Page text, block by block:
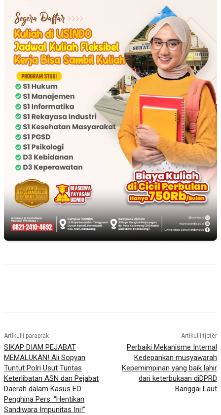
Artikulli paraprak
SIKAP DIAM PEJABAT
MEMALUKAN! Ali Sopyan
Tuntut Polri Usut Tuntas
Keterlibatan ASN dan Pejabat
Daerah dalam Kasus EO
Penghina Pers: “Hentikan
Sandiwara Impunitas Ini!”
Artikulli tjetër
Perbaiki Mekanisme Internal
Kedepankan musyawarah
Kepemimpinan yang baik lahir
dari keterbukaan diDPRD
Banggai Laut